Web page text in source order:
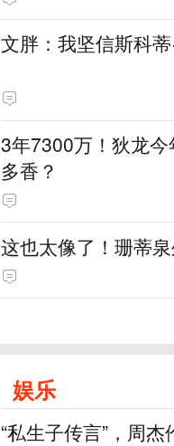
文胖：我坚信斯科
3年7300万！狄龙
多香？
这也太像了！珊蒂
娱乐
“私生子传言”，周